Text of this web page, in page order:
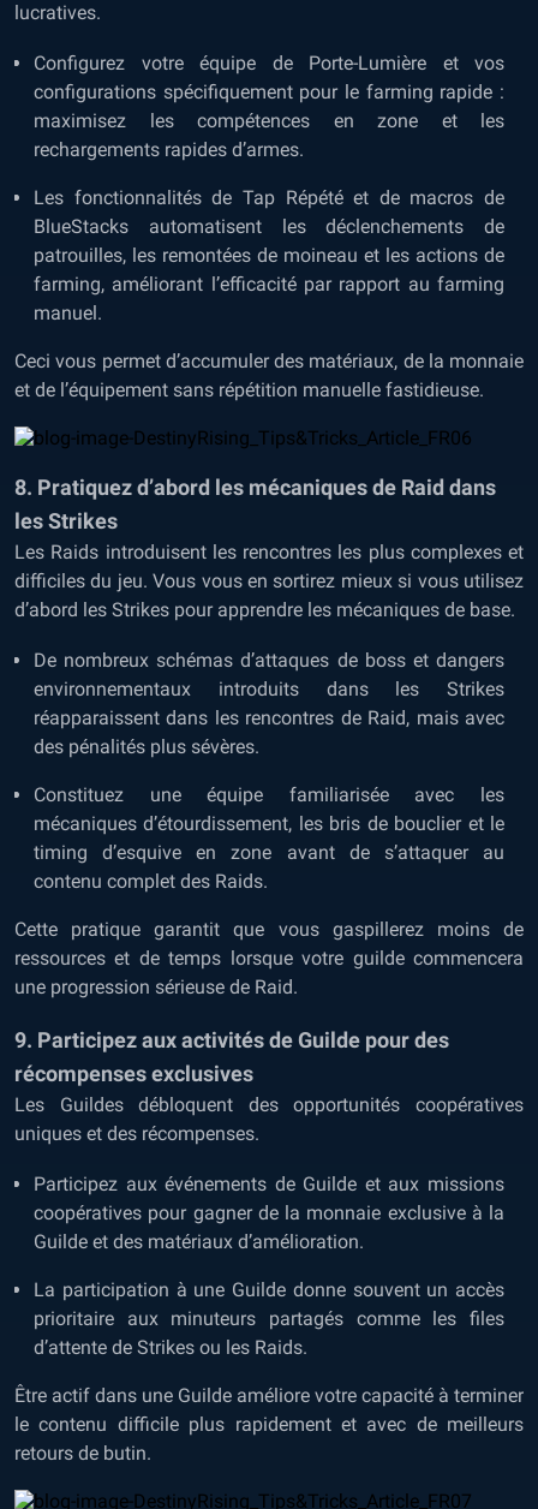
lucratives.
Configurez votre équipe de Porte-Lumière et vos
configurations spécifiquement pour le farming rapide :
maximisez les compétences en zone et les
rechargements rapides d’armes.
Les fonctionnalités de Tap Répété et de macros de
BlueStacks automatisent les déclenchements de
patrouilles, les remontées de moineau et les actions de
farming, améliorant l’efficacité par rapport au farming
manuel.
Ceci vous permet d’accumuler des matériaux, de la monnaie
et de l’équipement sans répétition manuelle fastidieuse.
8. Pratiquez d’abord les mécaniques de Raid dans
les Strikes
Les Raids introduisent les rencontres les plus complexes et
difficiles du jeu. Vous vous en sortirez mieux si vous utilisez
d’abord les Strikes pour apprendre les mécaniques de base.
De nombreux schémas d’attaques de boss et dangers
environnementaux introduits dans les Strikes
réapparaissent dans les rencontres de Raid, mais avec
des pénalités plus sévères.
Constituez une équipe familiarisée avec les
mécaniques d’étourdissement, les bris de bouclier et le
timing d’esquive en zone avant de s’attaquer au
contenu complet des Raids.
Cette pratique garantit que vous gaspillerez moins de
ressources et de temps lorsque votre guilde commencera
une progression sérieuse de Raid.
9. Participez aux activités de Guilde pour des
récompenses exclusives
Les Guildes débloquent des opportunités coopératives
uniques et des récompenses.
Participez aux événements de Guilde et aux missions
coopératives pour gagner de la monnaie exclusive à la
Guilde et des matériaux d’amélioration.
La participation à une Guilde donne souvent un accès
prioritaire aux minuteurs partagés comme les files
d’attente de Strikes ou les Raids.
Être actif dans une Guilde améliore votre capacité à terminer
le contenu difficile plus rapidement et avec de meilleurs
retours de butin.